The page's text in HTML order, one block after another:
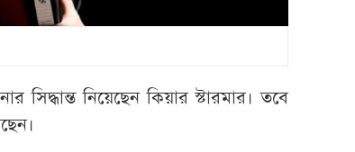
সিদ্ধান্ত নিয়েছেন কিয়ার স্টারমার। তবে